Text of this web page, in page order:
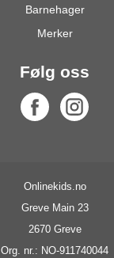
Barnehager
Merker
Følg oss
Onlinekids.no
Greve Main 23
2670 Greve
Org. nr.: NO-911740044